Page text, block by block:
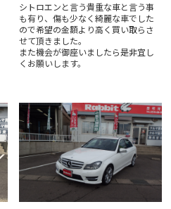
シトロエンと言う貴重な車と言う事
も有り、傷も少なく綺麗な車でした
ので希望の金額より高く買い取らさ
せて頂きました。
また機会が御座いましたら是非宜し
くお願いします。